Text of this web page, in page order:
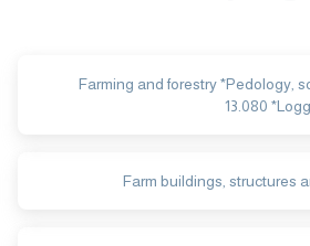
Farming and forestry *Pedology,
13.080
Farm buildings, structures